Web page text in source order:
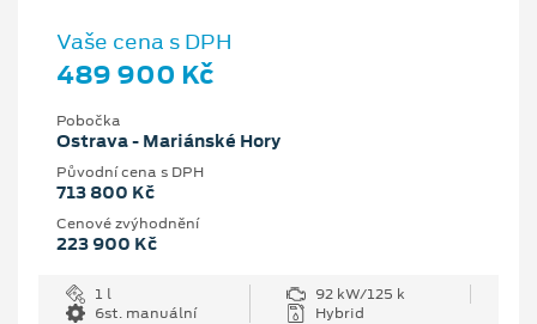
Vaše cena s DPH
489 900 Kč
Pobočka
Ostrava - Mariánské Hory
Původní cena s DPH
713 800 Kč
Cenové zvýhodnění
223 900 Kč
1 l
92 kW/125 k
6st. manuální
Hybrid